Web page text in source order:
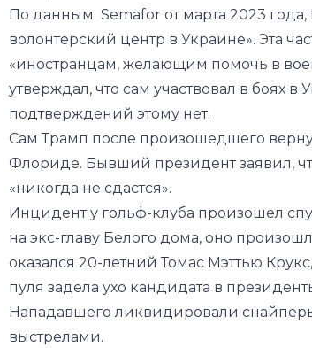
утверждал, что сам участвовал в боях в
подтверждений этому нет.
Сам Трамп после произошедшего
Флориде. Бывший президент заявил,
«никогда не сдастся».
Инцидент у гольф-клуба произошел
на экс-главу Белого дома, оно
оказался 20-летний Томас Мэттью
пуля задела ухо кандидата в
Нападавшего ликвидировали
выстрелами.
США Происшествия